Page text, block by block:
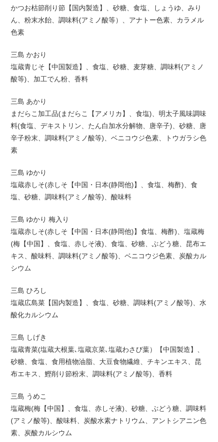
かつお枯節削り節【国内製造】、砂糖、食塩、しょうゆ、みり
ん、粉末水飴、調味料(アミノ酸等）、アナトー色素、カラメル
色素
三島 かおり
塩蔵青じそ【中国製造】、食塩、砂糖、麦芽糖、調味料(アミノ
酸等)、加工でん粉、香料
三島 あかり
まだらこ加工品(まだらこ【アメリカ】、食塩)、明太子風味調味
料(食塩、デキストリン、たん白加水分解物、唐辛子)、砂糖、唐
辛子粉末、調味料(アミノ酸等)、ベニコウジ色素、トウガラシ色
素
三島 ゆかり
塩蔵赤しそ(赤しそ【中国・日本(静岡他)】、食塩、梅酢)、食
塩、砂糖、調味料(アミノ酸等)、酸味料
三島 ゆかり 梅入り
塩蔵赤しそ(赤しそ【中国・日本(静岡他)】食塩、梅酢)、塩蔵梅
(梅【中国】、食塩、赤しそ液)、食塩、砂糖、ぶどう糖、昆布エ
キス、酸味料、調味料(アミノ酸等)、ベニコウジ色素、炭酸カル
シウム
三島 ひろし
塩蔵広島菜【国内製造】、食塩、砂糖、調味料(アミノ酸等)、水
酸化カルシウム
三島 しげき
塩蔵青菜(塩蔵大根葉､塩蔵京菜､塩蔵わさび葉）【中国製造】、
砂糖、食塩、食用植物油脂、大豆食物繊維、チキンエキス、昆
布エキス、鰹削り節粉末、調味料(アミノ酸等)、香料
三島 うめこ
塩蔵梅(梅【中国】、食塩、赤しそ液)、砂糖、ぶどう糖、調味料
(アミノ酸等)、酸味料、炭酸水素ナトリウム、アントシアニン色
素、炭酸カルシウム